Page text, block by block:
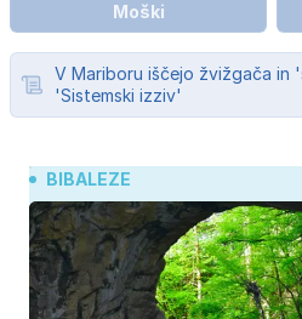
Moški
V Mariboru iščejo žvižgača in
'Sistemski izziv'
BIBALEZE